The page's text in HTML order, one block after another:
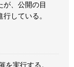
が、公開の目
している。
を実行する。